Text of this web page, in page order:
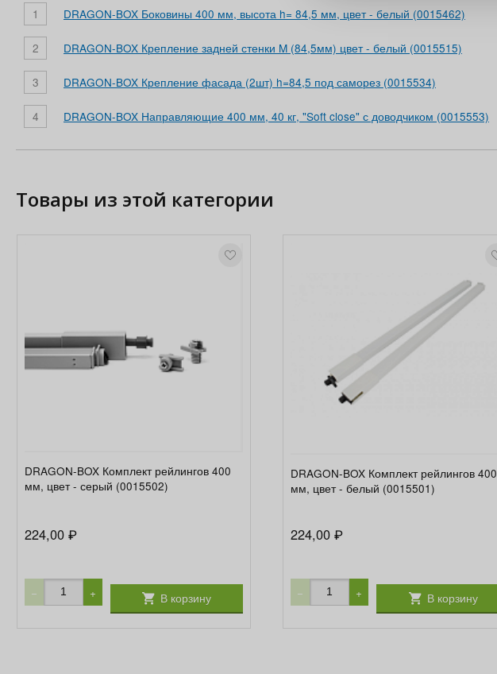
1 DRAGON-BOX Боковины 400 мм, высота h= 84,5 мм, цвет - белый (0015462)
2 DRAGON-BOX Крепление задней стенки M (84,5мм) цвет - белый (0015515)
3 DRAGON-BOX Крепление фасада (2шт) h=84,5 под саморез (0015534)
4 DRAGON-BOX Направляющие 400 мм, 40 кг, "Soft close" с доводчиком (0015553)
Товары из этой категории
DRAGON-BOX Комплект рейлингов 400
мм, цвет - серый (0015502)
224,00 ₽
− + В корзину
DRAGON-BOX Комплект рейлингов 400
мм, цвет - белый (0015501)
224,00₽
− + В корзину